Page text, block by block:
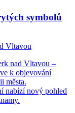
symbolů
Vltavou
nad Vltavou –
k objevování
města.
nabízí nový pohled